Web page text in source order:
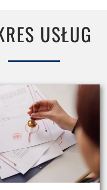
USŁUG